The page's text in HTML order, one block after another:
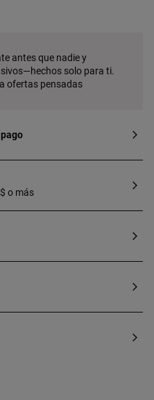
tus
antes que nadie y
solo para ti.
ofertas pensadas
o más